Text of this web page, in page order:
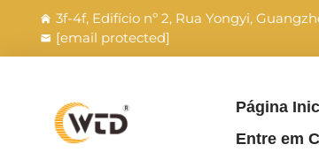
3f-4f, Edifício nº 2, Rua Yongyi,
[email protected]
Página
Entre em